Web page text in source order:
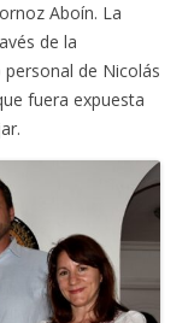
Aboín. La
de la
personal de Nicolás
fuera expuesta